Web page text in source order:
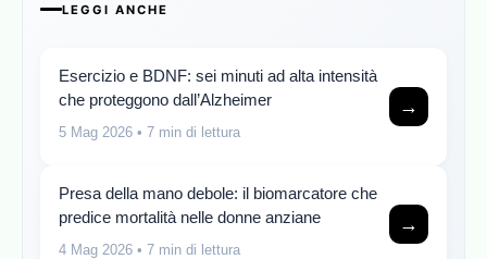
LEGGI ANCHE
Esercizio e BDNF: sei minuti ad alta intensità
che proteggono dall’Alzheimer
5 Mag 2026 • 7 min di lettura
→
Presa della mano debole: il biomarcatore che
predice mortalità nelle donne anziane
4 Mag 2026 • 7 min di lettura
→